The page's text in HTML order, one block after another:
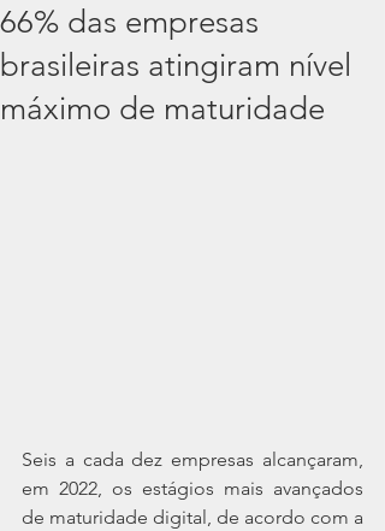
66% das empresas
brasileiras atingiram nível
máximo de maturidade
Seis a cada dez empresas alcançaram,
em 2022, os estágios mais avançados
de maturidade digital, de acordo com a